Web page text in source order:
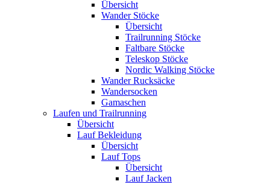
Übersicht
Wander Stöcke
Übersicht
Trailrunning Stöcke
Faltbare Stöcke
Teleskop Stöcke
Nordic Walking Stöcke
Wander Rucksäcke
Wandersocken
Gamaschen
Laufen und Trailrunning
Übersicht
Lauf Bekleidung
Übersicht
Lauf Tops
Übersicht
Lauf Jacken